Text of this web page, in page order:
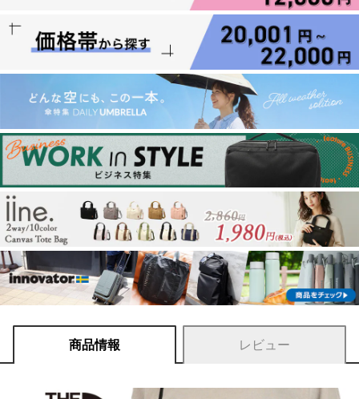
商品情報 レビュー